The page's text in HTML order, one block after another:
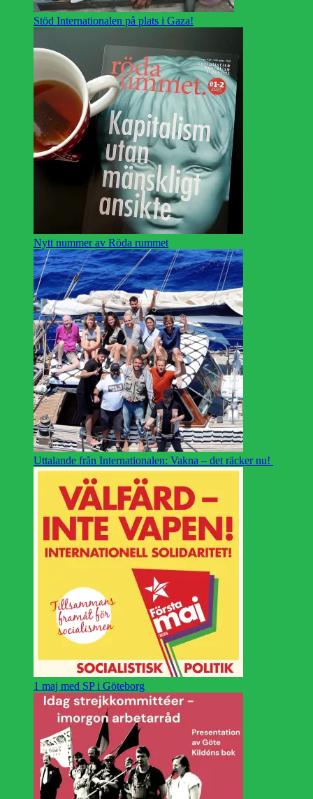
Stöd Internationalen på plats i Gaza!
Nytt nummer av Röda rummet
Uttalande från Internationalen: Vakna – det räcker nu!
1 maj med SP i Göteborg